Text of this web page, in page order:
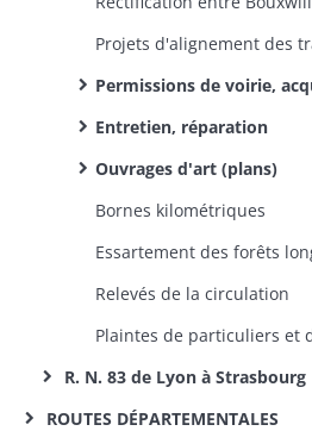
Permissions de voirie, acquisition et
Entretien, réparation
Ouvrages d'art (plans)
Bornes kilométriques
Essartement des forêts
Relevés de la circulation
Plaintes de particuliers et
R. N. 83 de Lyon à Strasbourg
ROUTES DÉPARTEMENTALES